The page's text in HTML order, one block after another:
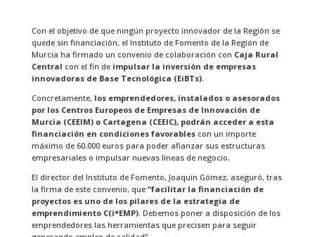
Con el objetivo de que ningún proyecto innovador de la Región se
quede sin financiación, el Instituto de Fomento de la Región de
Murcia ha firmado un convenio de colaboración con Caja Rural
Central con el fin de impulsar la inversión de empresas
innovadoras de Base Tecnológica (EiBTs).
Concretamente, los emprendedores, instalados o asesorados
por los Centros Europeos de Empresas de Innovación de
Murcia (CEEIM) o Cartagena (CEEIC), podrán acceder a esta
financiación en condiciones favorablescon un importe
máximo de 60.000 euros para poder afianzar sus estructuras
empresariales o impulsar nuevas líneas de negocio.
El director del Instituto de Fomento, Joaquín Gómez, aseguró, tras
la firma de este convenio, que “facilitar la financiación de
proyectos es uno de los pilares de la estrategia de
emprendimiento C(i*EMP). Debemos poner a disposición de los
emprendedores las herramientas que precisen para seguir